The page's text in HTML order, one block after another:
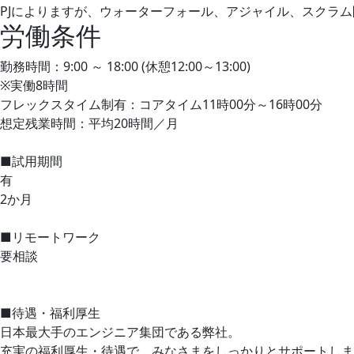
PJによりますが、ウォーターフォール、アジャイル、スクラム
労働条件
勤務時間：9:00 ～ 18:00 (休憩12:00～13:00)
※実働8時間
フレックスタイム制有：コアタイム11時00分～16時00分
想定残業時間：平均20時間／月
■試用期間
有
2か月
■リモートワーク
要相談
■待遇・福利厚生
日本最大手のエンジニア集団である弊社。